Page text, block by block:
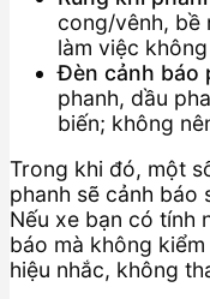
cong/vênh, bề
làm việc
Đèn cảnh báo
phanh, dầu
biến; không
Trong khi đó, một
phanh sẽ cảnh báo
Nếu xe bạn có tính
báo mà không
hiệu nhắc, không